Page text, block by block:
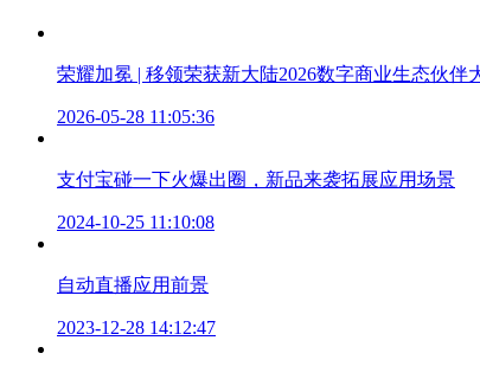
荣耀加冕 | 移领荣获新大陆2026数字商业生态伙伴
2026-05-28 11:05:36
支付宝碰一下火爆出圈，新品来袭拓展应用场景
2024-10-25 11:10:08
自动直播应用前景
2023-12-28 14:12:47